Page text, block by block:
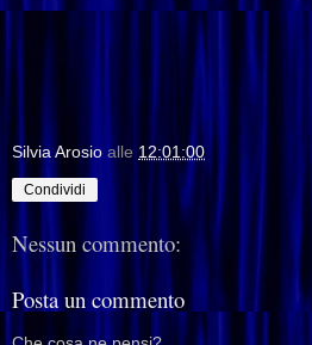
Silvia Arosio alle 12:01:00
Condividi
Nessun commento:
Posta un commento